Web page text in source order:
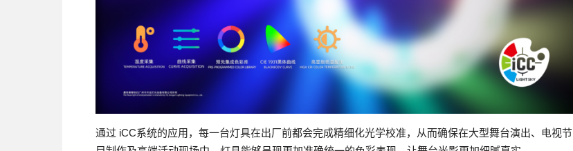
通过 iCC系统的应用，每一台灯具在出厂前都会完成精细化光学校准，从而确保在大型舞台演出、电视节